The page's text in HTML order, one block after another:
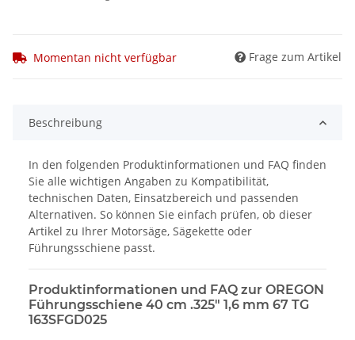
Momentan nicht verfügbar Frage zum Artikel
Beschreibung
In den folgenden Produktinformationen und FAQ finden
Sie alle wichtigen Angaben zu Kompatibilität,
technischen Daten, Einsatzbereich und passenden
Alternativen. So können Sie einfach prüfen, ob dieser
Artikel zu Ihrer Motorsäge, Sägekette oder
Führungsschiene passt.
Produktinformationen und FAQ zur OREGON
Führungsschiene 40 cm .325" 1,6 mm 67 TG
163SFGD025